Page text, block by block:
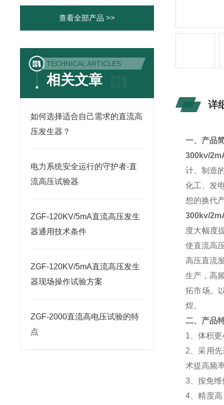
查看全部产品 >>
TECHNICAL ARTICLES
相关文章
如何选择适合自己需求的直流高
压发生器？
电力系统安全运行的守护者-直
流高压试验器
ZGF-120KV/5mA直流高压发生
器通用技术条件
ZGF-120KV/5mA直流高压发生
器现场操作试验方案
ZGF-2000直流高电压试验的特
点
详
一、产品
300kv/
计、制造
化工、发
想的换代
300kv/
度大幅度
使直流高
高压直流
生产，高
拓市场。
煌。
二、产品
1 、体积
2 、采用
术提高频
3 、按免
4 、精度